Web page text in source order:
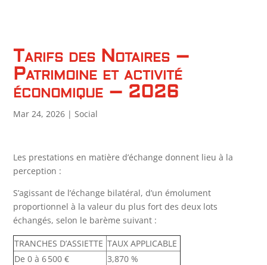
Tarifs des Notaires –
Patrimoine et activité
économique – 2026
Mar 24, 2026 |Social
Les prestations en matière d’échange donnent lieu à la
perception :
S’agissant de l’échange bilatéral, d’un émolument
proportionnel à la valeur du plus fort des deux lots
échangés, selon le barème suivant :
TRANCHES D’ASSIETTE TAUX APPLICABLE
De 0 à 6 500 €
3,870 %